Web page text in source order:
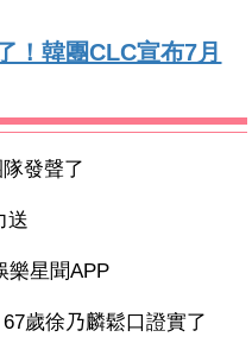
！韓團CLC宣布7月
發聲了
送
樂星聞APP
67歲徐乃麟鬆口證實了